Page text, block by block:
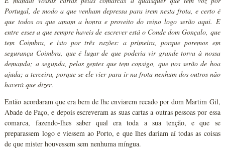
Portugal, de modo a que venham depressa para irem nesta frota, e certo é
que todos os que amam a honra e proveito do reino logo serão aqui. E
entre esses a que sempre haveis de escrever está o Conde dom Gonçalo, que
tem Coimbra, e isto por três razões: a primeira, porque poremos em
segurança Coimbra, que é lugar de que poderia vir grande torva à nossa
demanda; a segunda, pelas gentes que tem consigo, que nos serão de boa
ajuda; a terceira, porque se ele vier para ir na frota nenhum dos outros não
haverá que dizer.
Então acordaram que era bem de lhe enviarem recado por dom Martim Gil,
Abade de Paço, e depois escreveram as suas cartas a outras pessoas por essa
comarca, fazendo-lhes saber qual era toda a sua tenção, e que se
preparassem logo e viessem ao Porto, e que lhes dariam aí todas as coisas
de que mister houvessem sem nenhuma míngua.